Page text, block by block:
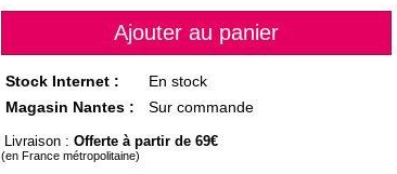
Stock Internet :
En stock
Magasin Nantes :
Sur commande
Livraison : Offerte à partir de 69
(en France métropolitaine)